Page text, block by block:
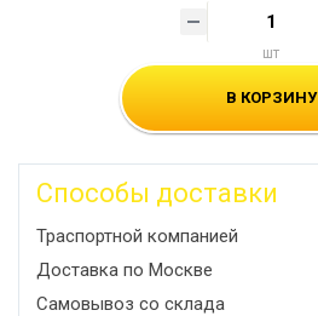
шт
В КОРЗИНУ
Способы доставки
Траспортной компанией
Доставка по Москве
Самовывоз со склада